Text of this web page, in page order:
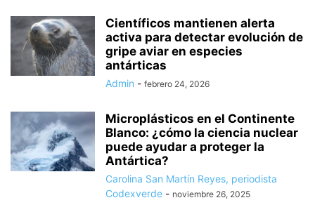
Científicos mantienen alerta
activa para detectar evolución de
gripe aviar en especies
antárticas
Admin - febrero 24, 2026
Microplásticos en el Continente
Blanco: ¿cómo la ciencia nuclear
puede ayudar a proteger la
Antártica?
Carolina San Martín Reyes, periodista
Codexverde - noviembre 26, 2025